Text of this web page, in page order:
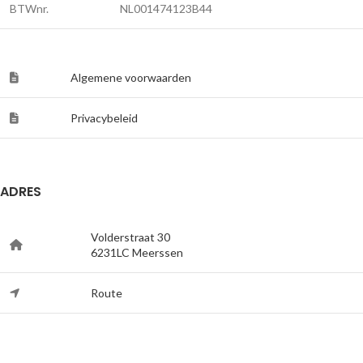
BTWnr. NL001474123B44
Algemene voorwaarden
Privacybeleid
ADRES
Volderstraat 30
6231LC Meerssen
Route